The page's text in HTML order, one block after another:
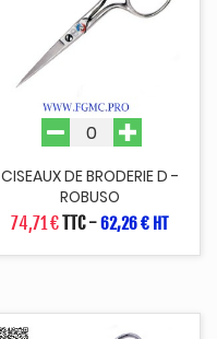
CISEAUX DE BRODERIE D -
ROBUSO
74,71 €TTC-62,26 € HT